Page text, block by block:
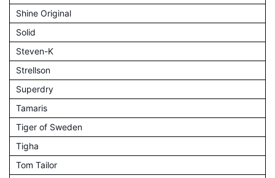
Shine Original
Solid
Steven-K
Strellson
Superdry
Tamaris
Tiger of Sweden
Tigha
Tom Tailor